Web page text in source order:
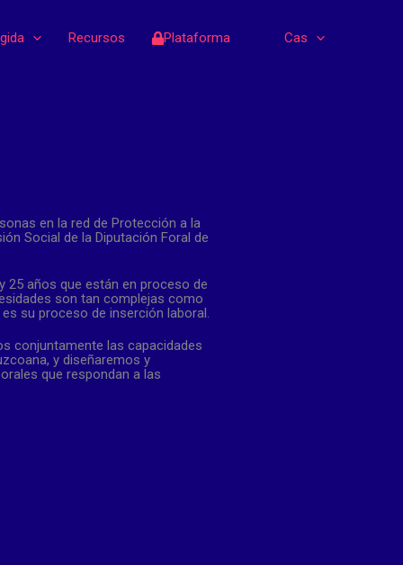
Recursos Plataforma Cas
en la red de Protección a la
Social de la Diputación Foral de
25 años que están en proceso de
son tan complejas como
su proceso de inserción laboral.
conjuntamente las capacidades
y diseñaremos y
que respondan a las